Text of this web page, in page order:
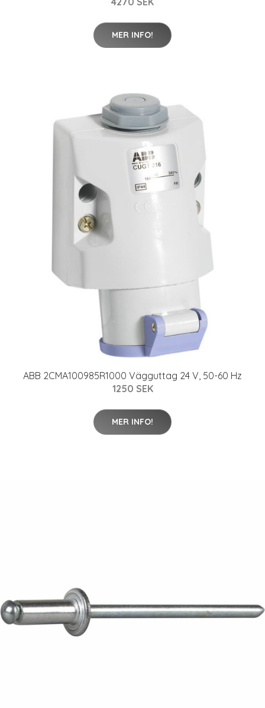
MER INFO!
ABB 2CMA100985R1000 Vägguttag 24 V, 50-60 Hz
1250 SEK
MER INFO!